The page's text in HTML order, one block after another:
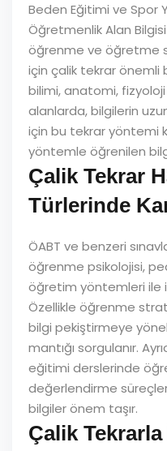
Beden Eğitimi ve Spor
Öğretmenlik Alan
öğrenme ve öğretme
için çalik tekrar önemli
bilimi, anatomi,
alanlarda, bilgilerin
için bu tekrar yöntemi
yöntemle öğrenilen
Çalik Tekrar
Türlerinde
ÖABT ve benzeri
öğrenme psikolojisi,
öğretim yöntemleri ile
Özellikle öğrenme
bilgi pekiştirmeye
mantığı sorgulanır.
eğitimi derslerinde
değerlendirme
bilgiler önem taşır.
Çalik Tekrarla